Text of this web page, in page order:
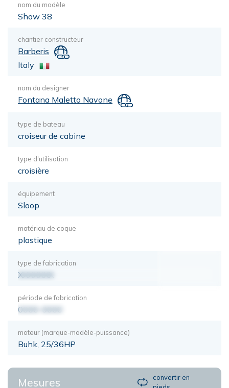
nom du modèle
Show 38
chantier constructeur
Barberis
Italy
nom du designer
Fontana Maletto Navone
type de bateau
croiseur de cabine
type d'utilisation
croisière
équipement
Sloop
matériau de coque
plastique
type de fabrication
XXXXXXX
période de fabrication
0000-0000
moteur (marque-modèle-puissance)
Buhk, 25/36HP
Mesures
convertir en